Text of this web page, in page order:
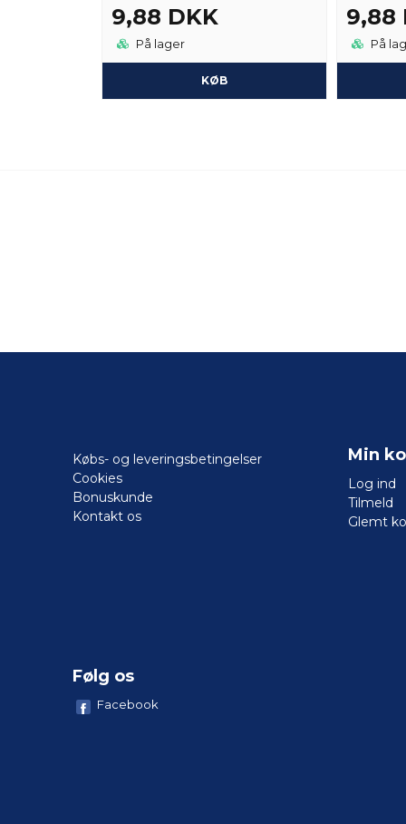
9,88 DKK
På lager
KØB
9,88
På
Købs- og leveringsbetingelser
Cookies
Bonuskunde
Kontakt os
Min
Log ind
Tilmeld
Glemt
Følg os
Facebook